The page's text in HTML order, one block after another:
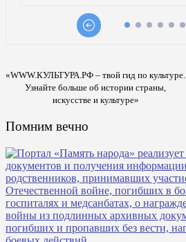
«WWW.КУЛЬТУРА.РФ – твой гид по культуре.
Узнайте больше об истории страны,
искусстве и культуре»
Помним вечно